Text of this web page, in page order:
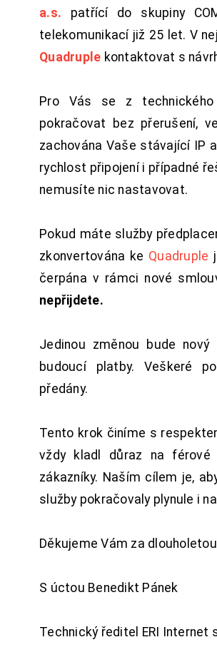
a.s. patřící do skupiny
telekomunikací již 25 let. V
Quadruple kontaktovat s
Pro Vás se z
pokračovat bez přerušení,
zachována Vaše stávající IP
rychlost připojení i případné
nemusíte nic nastavovat.
Pokud máte služby
zkonvertována ke Quadruple
čerpána v rámci nové
nepřijdete.
Jedinou změnou bude
budoucí platby. Veškeré
předány.
Tento krok činíme s
vždy kladl důraz na
zákazníky. Naším cílem je,
služby pokračovaly plynule i
Děkujeme Vám za
S úctou Benedikt Pánek
Technický ředitel ERI Internet